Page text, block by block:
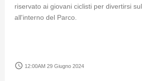
riservato ai giovani ciclisti per divertirsi
all'interno del Parco.
access_time 12:00AM 29 Giugno 2024